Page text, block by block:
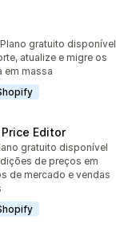
ao todo
Plano gratuito disponível
atualize e migre os
em massa
Price Editor
ao todo
gratuito disponível
de preços em
de mercado e vendas